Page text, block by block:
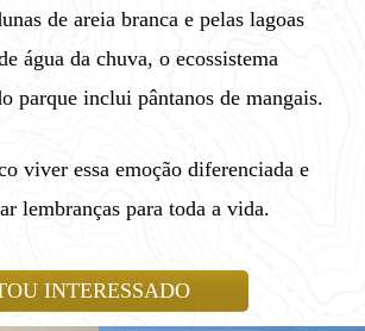
de areia branca e pelas lagoas
água da chuva, o ecossistema
parque inclui pântanos de mangais.
viver essa emoção diferenciada e
lembranças para toda a vida.
INTERESSADO